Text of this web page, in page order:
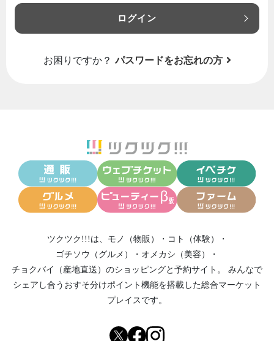
ログイン
お困りですか？ パスワードをお忘れの方
ツクツク!!!は、 モノ（物販） ・ コト（体験）
・
ゴチソウ（グルメ）
・ オメカシ（美容）
・
チョクバイ（産地直送） のショッピングと予約サイト。
みんなで
シェアし合う おすそ分けポイント機能を搭載した総合マーケット
プレイスです。